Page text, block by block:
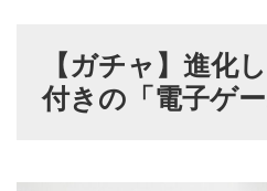
【ガチャ】進化
付きの「電子ゲー